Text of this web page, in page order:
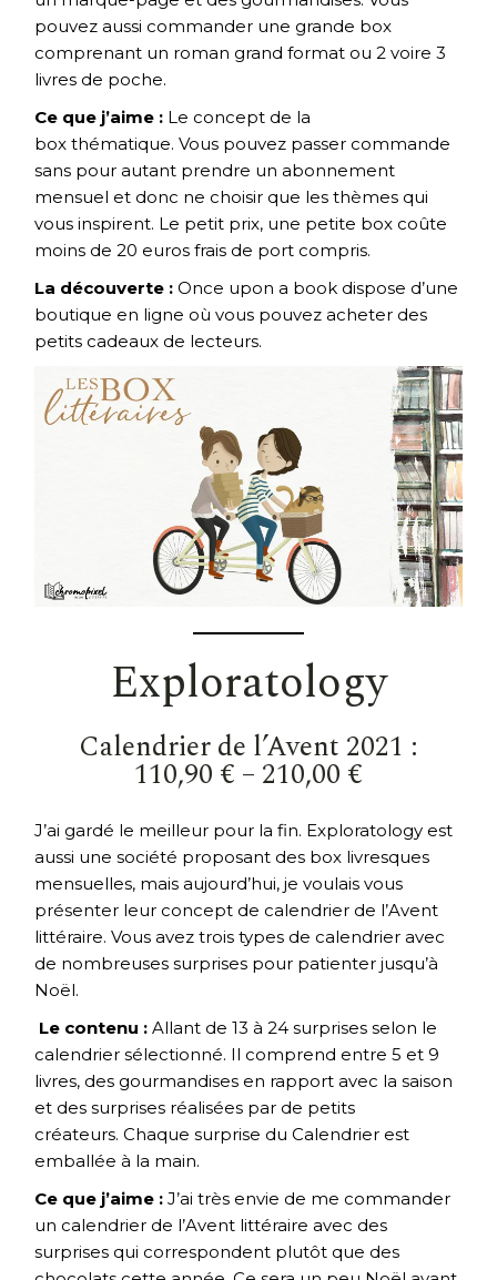
pouvez aussi commander une grande box
comprenant un roman grand format ou 2 voire 3
livres de poche.
Ce que j’aime : Le concept de la
box thématique. Vous pouvez passer commande
sans pour autant prendre un abonnement
mensuel et donc ne choisir que les thèmes qui
vous inspirent. Le petit prix, une petite box coûte
moins de 20 euros frais de port compris.
La découverte : Once upon a book dispose d’une
boutique en ligne où vous pouvez acheter des
petits cadeaux de lecteurs.
Exploratology
Calendrier de l’Avent 2021 :
110,90 € – 210,00 €
J’ai gardé le meilleur pour la fin. Exploratology est
aussi une société proposant des box livresques
mensuelles, mais aujourd’hui, je voulais vous
présenter leur concept de calendrier de l’Avent
littéraire. Vous avez trois types de calendrier avec
de nombreuses surprises pour patienter jusqu’à
Noël.
Le contenu :Allant de 13 à 24 surprises selon le
calendrier sélectionné. Il comprend entre 5 et 9
livres, des gourmandises en rapport avec la saison
et des surprises réalisées par de petits
créateurs. Chaque surprise du Calendrier est
emballée à la main.
Ce que j’aime : J’ai très envie de me commander
un calendrier de l’Avent littéraire avec des
surprises qui correspondent plutôt que des